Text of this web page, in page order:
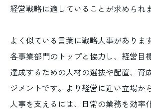
経営戦略に適していることが求められ
よく似ている言葉に戦略人事がありま
各事業部門のトップと協力し、経営目
達成するための人材の選抜や配置、育
ジメントです。より経営に近い立場か
人事を支えるには、日常の業務を効率